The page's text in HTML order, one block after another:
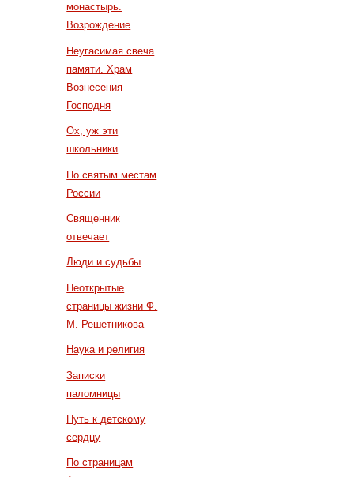
монастырь.
Возрождение
Неугасимая свеча
памяти. Храм
Вознесения
Господня
Ох, уж эти
школьники
По святым местам
России
Священник
отвечает
Люди и судьбы
Неоткрытые
страницы жизни Ф.
М. Решетникова
Наука и религия
Записки
паломницы
Путь к детскому
сердцу
По страницам